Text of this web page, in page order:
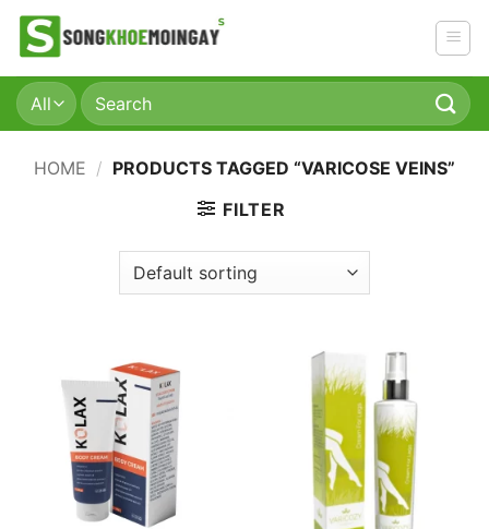
Skip
Search
for:
HOME / PRODUCTS TAGGED “VARICOSE VEINS”
FILTER